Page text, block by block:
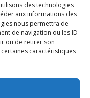
des technologies
aux informations des
nous permettra de
de navigation ou les ID
ou de retirer son
caractéristiques